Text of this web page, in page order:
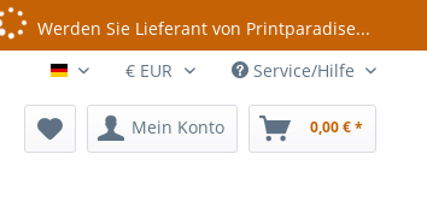
Werden Sie Lieferant von Printparadise...
Experte Service/Hilfe
Mein Konto 0,00 € *